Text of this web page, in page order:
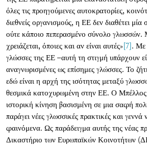
όλες τις προηγούμενες αυτοκρατορίες,
διεθνείς οργανισμούς, η ΕΕ δεν διαθέτει
ούτε κάποιο πεπερασμένο σύνολο γλωσσών.
χρειάζεται, όποιες και αν είναι αυτές»[7]. Με
γλώσσες της ΕΕ –αυτή τη στιγμή υπάρχουν
αναγνωρισμένες ως επίσημες γλώσσες. Το
εδώ είναι η αρχή της ισότητας μεταξύ
θεσμικά κατοχυρωμένη στην ΕΕ. Ο Μπέλλος
ιστορική κίνηση βασισμένη σε μια σαφή
παράγει νέες γλωσσικές πρακτικές και
φαινόμενα. Ως παράδειγμα αυτής της νέας
Δικαστήριο των Ευρωπαϊκών Κοινοτήτων